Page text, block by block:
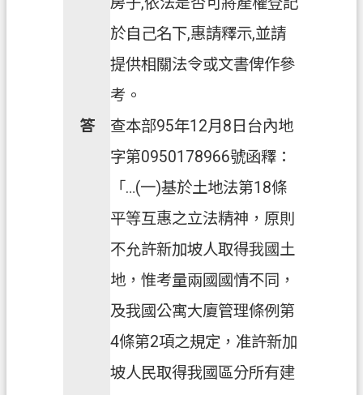
於自己名下,惠請釋示,並請
提供相關法令或文書俾作參
考。
答
查本部95年12月8日台內地
字第0950178966號函釋：
「…(一)基於土地法第18條
平等互惠之立法精神，原則
不允許新加坡人取得我國土
地，惟考量兩國國情不同，
及我國公寓大廈管理條例第
4條第2項之規定，准許新加
坡人民取得我國區分所有建